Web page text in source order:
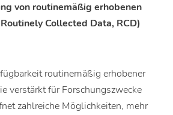
von routinemäßig erhobenen
Collected Data, RCD)
routinemäßig erhobener
verstärkt für Forschungszwecke
zahlreiche Möglichkeiten, mehr